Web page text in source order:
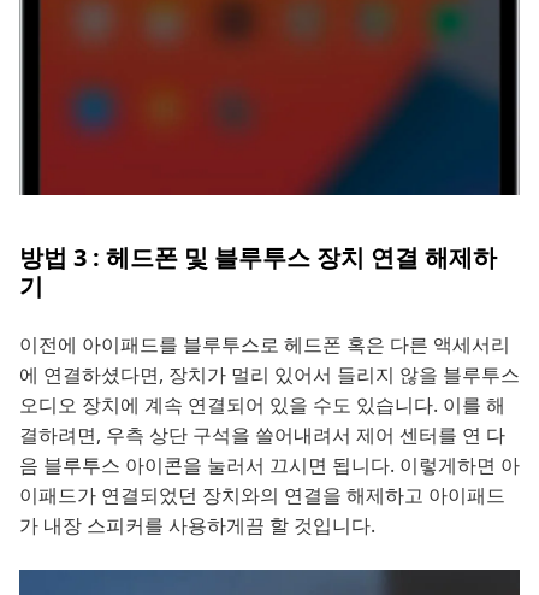
방법 3 : 헤드폰 및 블루투스 장치 연결 해제하
기
이전에 아이패드를 블루투스로 헤드폰 혹은 다른 액세서리
에 연결하셨다면, 장치가 멀리 있어서 들리지 않을 블루투스
오디오 장치에 계속 연결되어 있을 수도 있습니다. 이를 해
결하려면, 우측 상단 구석을 쓸어내려서 제어 센터를 연 다
음 블루투스 아이콘을 눌러서 끄시면 됩니다. 이렇게하면 아
이패드가 연결되었던 장치와의 연결을 해제하고 아이패드
가 내장 스피커를 사용하게끔 할 것입니다.